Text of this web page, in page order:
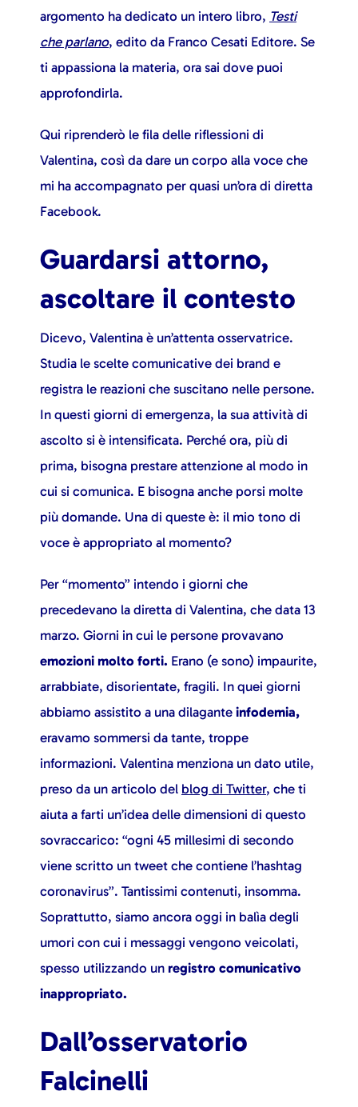
argomento ha dedicato un intero libro, Testi
che parlano, edito da Franco Cesati Editore. Se
ti appassiona la materia, ora sai dove puoi
approfondirla.
Qui riprenderò le fila delle riflessioni di
Valentina, così da dare un corpo alla voce che
mi ha accompagnato per quasi un’ora di diretta
Facebook.
Guardarsi attorno,
ascoltare il contesto
Dicevo, Valentina è un’attenta osservatrice.
Studia le scelte comunicative dei brand e
registra le reazioni che suscitano nelle persone.
In questi giorni di emergenza, la sua attività di
ascolto si è intensificata. Perché ora, più di
prima, bisogna prestare attenzione al modo in
cui si comunica. E bisogna anche porsi molte
più domande. Una di queste è: il mio tono di
voce è appropriato al momento?
Per “momento” intendo i giorni che
precedevano la diretta di Valentina, che data 13
marzo. Giorni in cui le persone provavano
emozioni molto forti. Erano (e sono) impaurite,
arrabbiate, disorientate, fragili. In quei giorni
abbiamo assistito a una dilagante infodemia,
eravamo sommersi da tante, troppe
informazioni. Valentina menziona un dato utile,
preso da un articolo del blog di Twitter, che ti
aiuta a farti un’idea delle dimensioni di questo
sovraccarico: “ogni 45 millesimi di secondo
viene scritto un tweet che contiene l’hashtag
coronavirus”. Tantissimi contenuti, insomma.
Soprattutto, siamo ancora oggi in balìa degli
umori con cui i messaggi vengono veicolati,
spesso utilizzando un registro comunicativo
inappropriato.
Dall’osservatorio
Falcinelli